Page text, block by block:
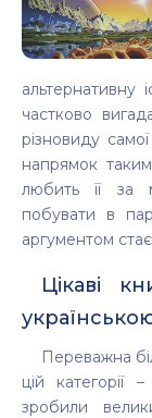
альтернативну
частково
різновиду
напрямок
любить її за
побувати в
аргументом стає
Цікаві
Переважна
цій категорії
зробили